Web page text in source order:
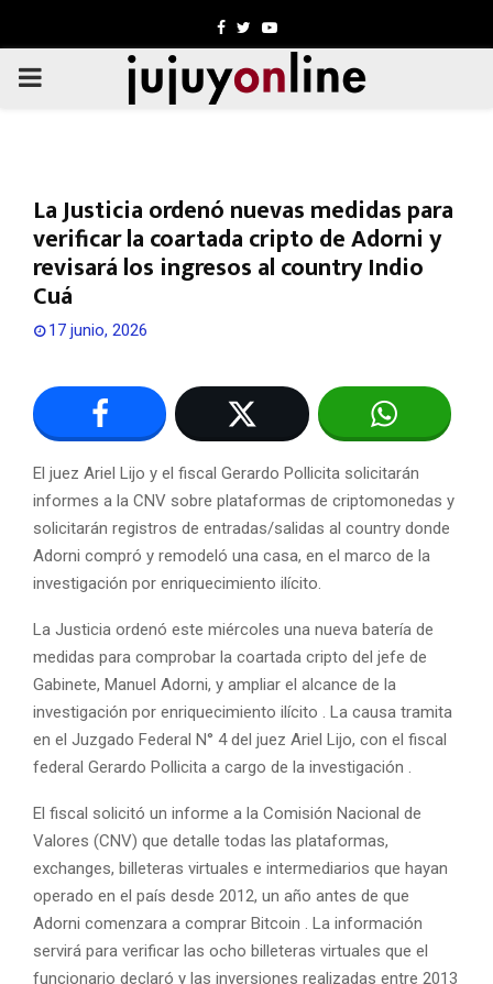
Facebook
TwitterYoutube
PRIMARY
La Justicia ordenó nuevas medidas para
verificar la coartada cripto de Adorni y
revisará los ingresos al country Indio
Cuá
17 junio, 2026
El juez Ariel Lijo y el fiscal Gerardo Pollicita solicitarán
informes a la CNV sobre plataformas de criptomonedas y
solicitarán registros de entradas/salidas al country donde
Adorni compró y remodeló una casa, en el marco de la
investigación por enriquecimiento ilícito.
La Justicia ordenó este miércoles una nueva batería de
medidas para comprobar la coartada cripto del jefe de
Gabinete, Manuel Adorni, y ampliar el alcance de la
investigación por enriquecimiento ilícito . La causa tramita
en el Juzgado Federal N° 4 del juez Ariel Lijo, con el fiscal
federal Gerardo Pollicita a cargo de la investigación .
El fiscal solicitó un informe a la Comisión Nacional de
Valores (CNV) que detalle todas las plataformas,
exchanges, billeteras virtuales e intermediarios que hayan
operado en el país desde 2012, un año antes de que
Adorni comenzara a comprar Bitcoin . La información
servirá para verificar las ocho billeteras virtuales que el
funcionario declaró y las inversiones realizadas entre 2013